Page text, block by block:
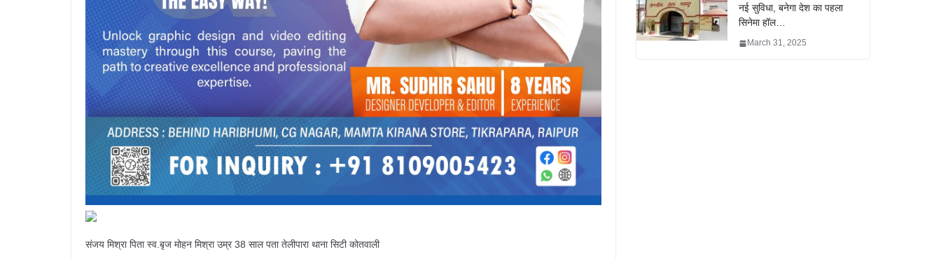
संजय मिश्रा पिता स्व.बृज मोहन मिश्रा उम्र 38 साल पता तेलीपारा थाना सिटी कोतवाली
नई सुविधा, बनेगा देश का पहला
सिनेमा हॉल…
March 31, 2025